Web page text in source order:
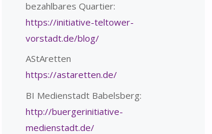
bezahlbares Quartier:
https://initiative-teltower-
vorstadt.de/blog/
AStAretten
https://astaretten.de/
BI Medienstadt Babelsberg:
http://buergerinitiative-
medienstadt.de/